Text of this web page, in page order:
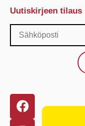
Uutiskirjeen tilaus